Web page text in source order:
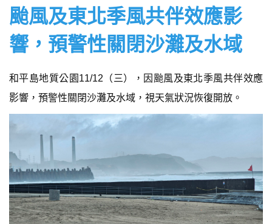
颱風及東北季風共伴效應影
響，預警性關閉沙灘及水域
和平島地質公園11/12（三），因颱風及東北季風共伴效應
影響，預警性關閉沙灘及水域，視天氣狀況恢復開放。